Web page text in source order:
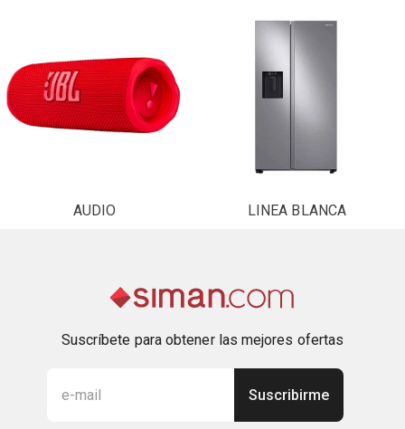
AUDIO LINEA BLANCA
Suscríbete para obtener las mejores ofertas
Suscribirme